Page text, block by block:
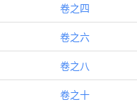
卷之四
卷之六
卷之八
卷之十